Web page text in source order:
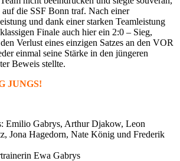
auf die SSF Bonn traf. Nach einer
und dank einer starken Teamleistung
Finale auch hier ein 2:0 – Sieg,
Verlust eines einzigen Satzes an den VOR
einmal seine Stärke in den jüngeren
Beweis stellte.
JUNGS!
Emilio Gabrys, Arthur Djakow, Leon
Jona Hagedorn, Nate König und Frederik
Ewa Gabrys